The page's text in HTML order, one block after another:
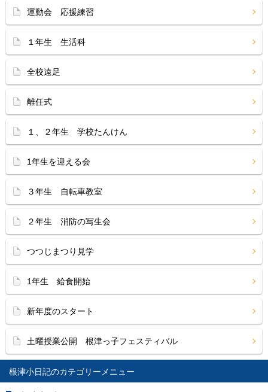
根津小日記
運動会 応援練習
１年生 生活科
全校遠足
離任式
１、２年生 学校たんけん
1年生を迎える会
３年生 自転車教室
２年生 消防の写生会
つつじまつり見学
1年生 給食開始
新年度のスタート
土曜授業公開 根津っ子フェスティバル